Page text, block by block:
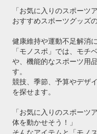
「お気に入りのスポーツ
おすすめスポーツグッズ
健康維持や運動不足解消
「モノスポ」では、モチ
や、機能的なスポーツ用
す。
競技、季節、予算やデザ
を探せます。
「お気に入りのスポーツ
体を動かせそう！」